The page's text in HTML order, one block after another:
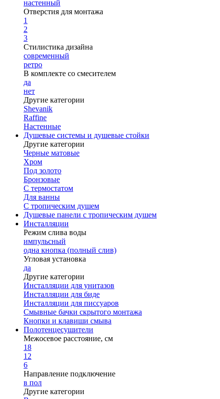
настенный
Отверстия для монтажа
1
2
3
Стилистика дизайна
современный
ретро
В комплекте со смесителем
да
нет
Другие категории
Shevanik
Raffine
Настенные
Душевые системы и душевые стойки
Другие категории
Черные матовые
Хром
Под золото
Бронзовые
С термостатом
Для ванны
С тропическим душем
Душевые панели с тропическим душем
Инсталляции
Режим слива воды
импульсный
одна кнопка (полный слив)
Угловая установка
да
Другие категории
Инсталляции для унитазов
Инсталляции для биде
Инсталляции для писсуаров
Смывные бачки скрытого монтажа
Кнопки и клавиши смыва
Полотенцесушители
Межосевое расстояние, см
18
12
6
Направление подключение
в пол
Другие категории